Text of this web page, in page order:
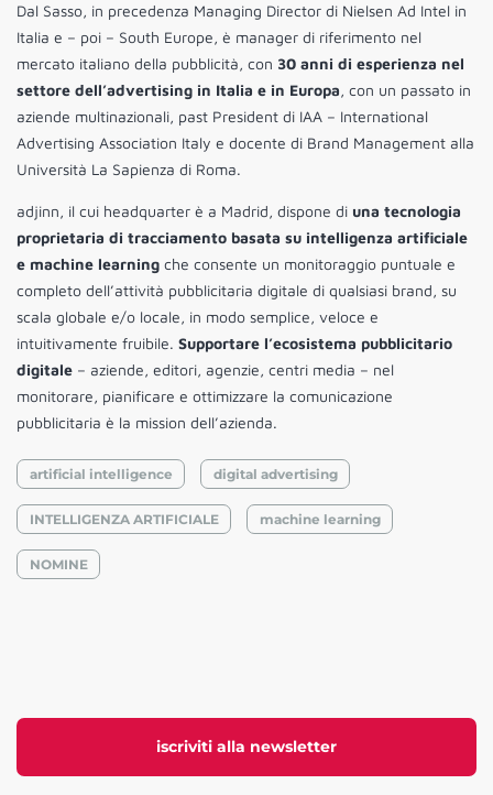
iscriviti alla newsletter
Dal Sasso, in precedenza Managing Director di Nielsen Ad Intel in
Italia e – poi – South Europe, è manager di riferimento nel
mercato italiano della pubblicità, con 30 anni di esperienza nel
settore dell’advertising in Italia e in Europa, con un passato in
aziende multinazionali, past President di IAA – International
Advertising Association Italy e docente di Brand Management alla
Università La Sapienza di Roma.
adjinn, il cui headquarter è a Madrid, dispone di una tecnologia
proprietaria di tracciamento basata su intelligenza artificiale
e machine learning che consente un monitoraggio puntuale e
completo dell’attività pubblicitaria digitale di qualsiasi brand, su
scala globale e/o locale, in modo semplice, veloce e
intuitivamente fruibile. Supportare l’ecosistema pubblicitario
digitale – aziende, editori, agenzie, centri media – nel
monitorare, pianificare e ottimizzare la comunicazione
pubblicitaria è la mission dell’azienda.
artificial intelligence digital advertising
INTELLIGENZA ARTIFICIALE machine learning
NOMINE